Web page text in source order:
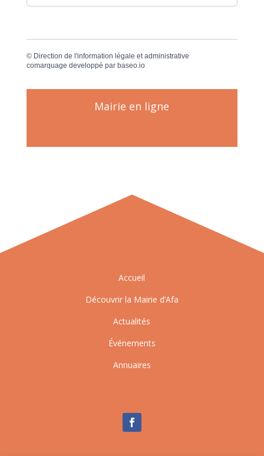
© Direction de l'information légale et administrative
comarquage developpé par baseo.io
Mairie en ligne
Accueil
Découvrir la Mairie d’Afa
Actualités
Événements
Annuaires